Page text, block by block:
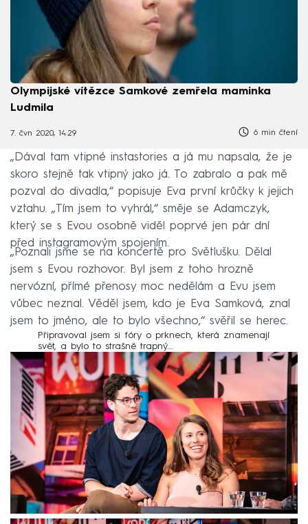
Olympijské vítězce Samkové zemřela maminka
Ludmila
7. čvn 2020, 14:29 6 min čtení
„Dával tam vtipné instastories a já mu napsala, že je
skoro stejně tak vtipný jako já. To zabralo a pak mě
pozval do divadla,“ popisuje Eva první krůčky k jejich
vztahu. „Tím jsem to vyhrál,“ směje se Adamczyk,
který se s Evou osobně viděl poprvé jen pár dní
před instagramovým spojením.
„Poznali jsme se na koncertě pro Světlušku. Dělal
jsem s Evou rozhovor. Byl jsem z toho hrozně
nervózní, přímé přenosy moc nedělám a Evu jsem
vůbec neznal. Věděl jsem, kdo je Eva Samková, znal
jsem to jméno, ale to bylo všechno,“ svěřil se herec.
Připravoval jsem si fóry o prknech, která znamenají
svět, a bylo to strašně trapný...